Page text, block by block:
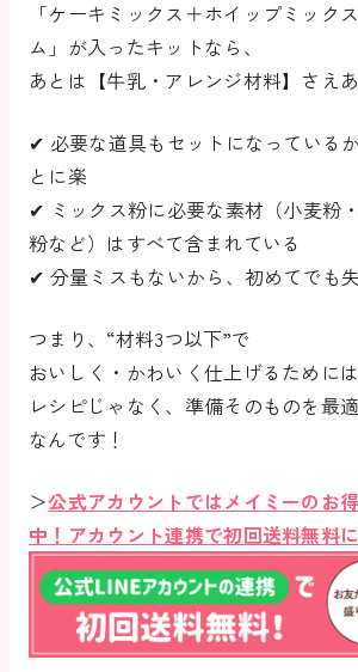
「ケーキミックス＋ホイップミック
ム」が入ったキットなら、
あとは【牛乳・アレンジ材料】さえあ
✔ 必要な道具もセットになっている
とに楽
✔ ミックス粉に必要な素材（小麦粉
粉など）はすべて含まれている
✔ 分量ミスもないから、初めてでも
つまり、“材料3つ以下”で
おいしく・かわいく仕上げるためには
レシピじゃなく、準備そのものを最
なんです！
＞公式アカウントではメイミーのお
中！アカウント連携で初回送料無料に